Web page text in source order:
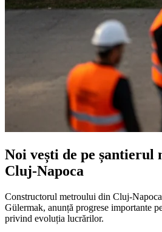
Noi vești de pe șantierul
Cluj-Napoca
Constructorul metroului din Cluj-
Gülermak, anunță progrese importante
privind evoluția lucrărilor.